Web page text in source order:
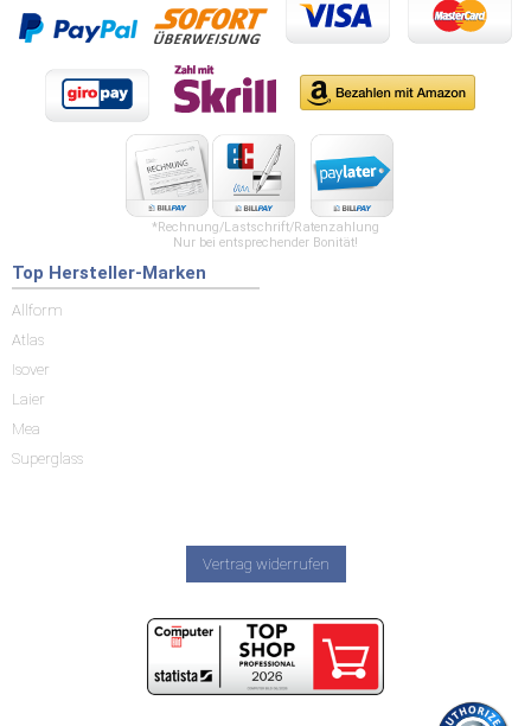
*Rechnung/Lastschrift/Ratenzahlung
Nur bei entsprechender Bonität!
Top Hersteller-Marken
Allform
Atlas
Isover
Laier
Mea
Superglass
Vertrag widerrufen